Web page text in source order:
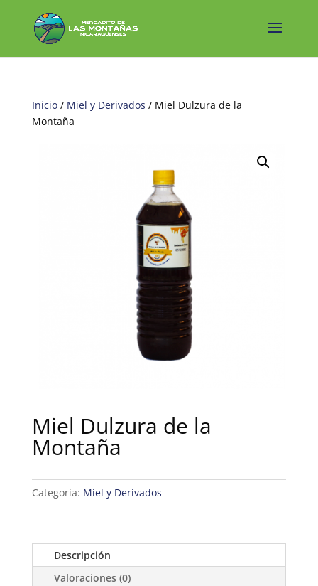
Inicio/ Miel y Derivados / Miel Dulzura de la
Montaña
Miel Dulzura de la
Montaña
Categoría: Miel y Derivados
Descripción
Valoraciones (0)